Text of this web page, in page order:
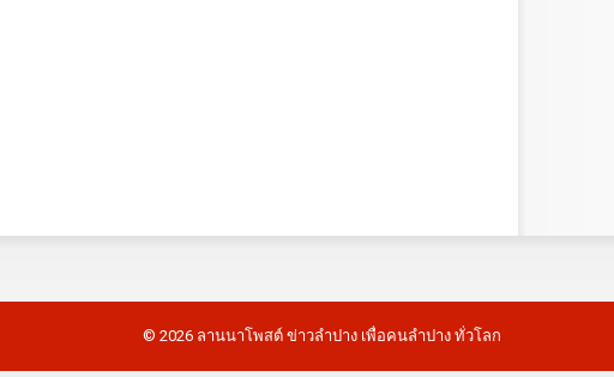
© 2026 ลานนาโพสต์ ข่าวลำปาง เพื่อคนลำปาง ทั่วโลก